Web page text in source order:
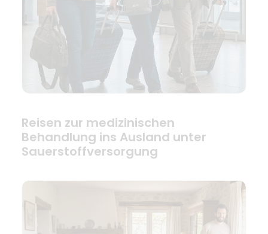
Reisen zur medizinischen
Behandlung ins Ausland unter
Sauerstoffversorgung